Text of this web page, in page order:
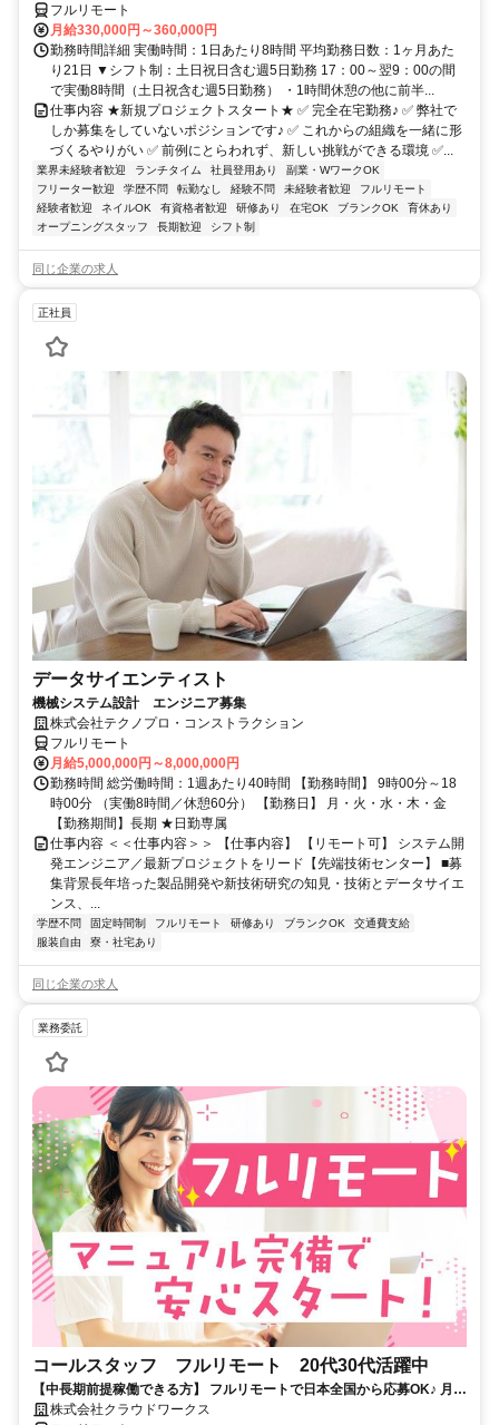
フルリモート
月給330,000円～360,000円
勤務時間詳細 実働時間：1日あたり8時間 平均勤務日数：1ヶ月あた
り21日 ▼シフト制：土日祝日含む週5日勤務 17：00～翌9：00の間
で実働8時間（土日祝含む週5日勤務） ・1時間休憩の他に前半...
仕事内容 ★新規プロジェクトスタート★ ✅ 完全在宅勤務♪ ✅ 弊社で
しか募集をしていないポジションです♪ ✅ これからの組織を一緒に形
づくるやりがい ✅ 前例にとらわれず、新しい挑戦ができる環境 ✅...
業界未経験者歓迎 ランチタイム 社員登用あり
副業・WワークOK
フリーター歓迎
学歴不問 転勤なし 経験不問 未経験者歓迎
フルリモート
経験者歓迎
ネイルOK 有資格者歓迎 研修あり 在宅OK ブランクOK
育休あり
オープニングスタッフ
長期歓迎 シフト制
同じ企業の求人
正社員
データサイエンティスト
機械システム設計 エンジニア募集
株式会社テクノプロ・コンストラクション
フルリモート
月給5,000,000円～8,000,000円
勤務時間 総労働時間：1週あたり40時間 【勤務時間】 9時00分～18
時00分 （実働8時間／休憩60分） 【勤務日】 月・火・水・木・金
【勤務期間】長期 ★日勤専属
仕事内容 ＜＜仕事内容＞＞ 【仕事内容】 【リモート可】 システム開
発エンジニア／最新プロジェクトをリード【先端技術センター】 ■募
集背景長年培った製品開発や新技術研究の知見・技術とデータサイエ
ンス、...
学歴不問 固定時間制 フルリモート 研修あり ブランクOK
交通費支給
服装自由
寮・社宅あり
同じ企業の求人
業務委託
コールスタッフ フルリモート 20代30代活躍中
【中長期前提稼働できる方】 フルリモートで日本全国から応募OK♪ 月稼
働80時間で安定収入！
株式会社クラウドワークス